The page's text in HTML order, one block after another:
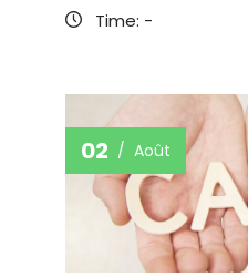
Time: -
02 Août